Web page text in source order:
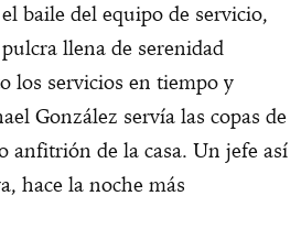
baile del equipo de servicio,
llena de serenidad
los servicios en tiempo y
González servía las copas de
anfitrión de la casa. Un jefe así
hace la noche más